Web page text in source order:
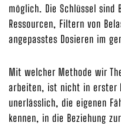
möglich. Die Schlüssel sind
Ressourcen, Filtern von
angepasstes Dosieren im
Mit welcher Methode wir
arbeiten, ist nicht in erster
unerlässlich, die eigenen
kennen, in die Beziehung